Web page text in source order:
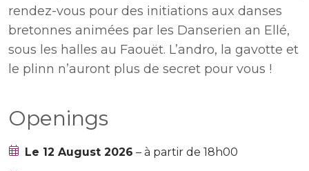
rendez-vous pour des initiations aux danses
bretonnes animées par les Danserien an Ellé,
sous les halles au Faouët. L’andro, la gavotte et
le plinn n’auront plus de secret pour vous !
Openings
Le 12 August 2026 – à partir de 18h00